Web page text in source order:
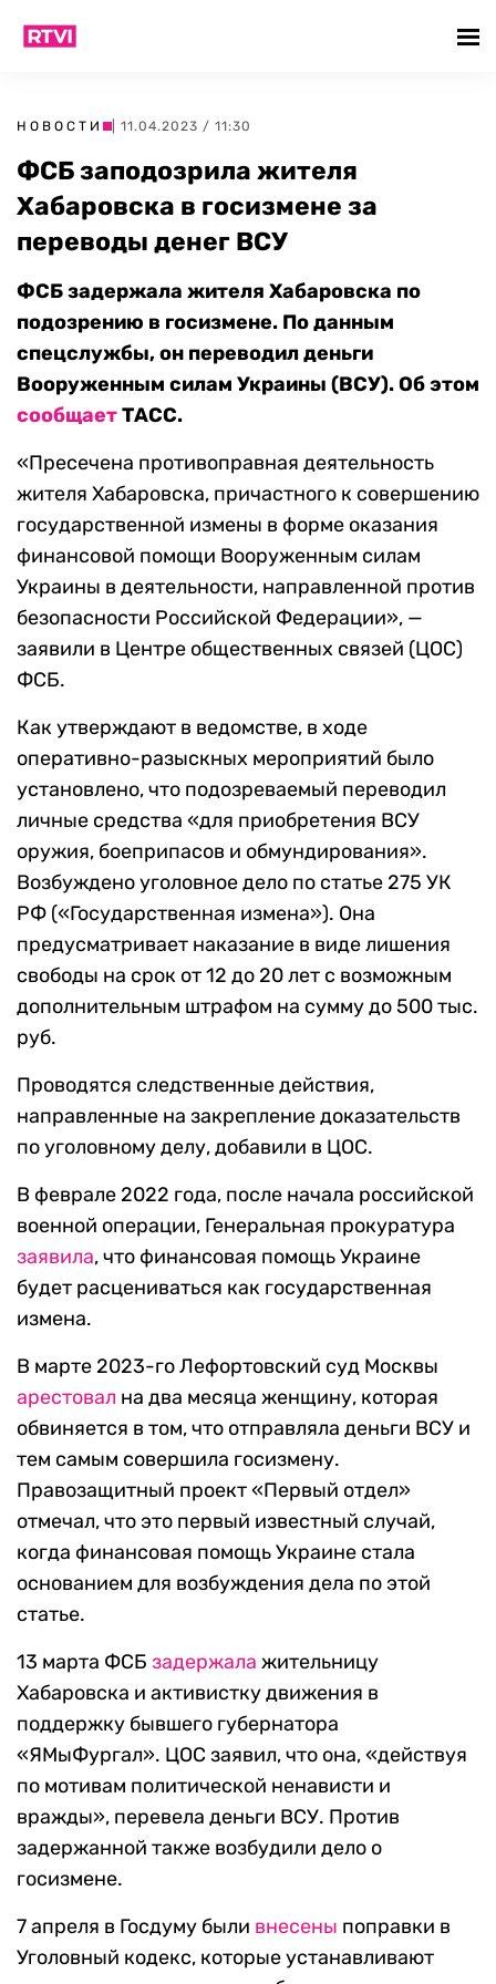
НОВОСТИ | 11.04.2023 / 11:30
ФСБ заподозрила жителя
Хабаровска в госизмене за
переводы денег ВСУ
ФСБ задержала жителя Хабаровска по
подозрению в госизмене. По данным
спецслужбы, он переводил деньги
Вооруженным силам Украины (ВСУ). Об этом
сообщаетТАСС.
«Пресечена противоправная деятельность
жителя Хабаровска, причастного к совершению
государственной измены в форме оказания
финансовой помощи Вооруженным силам
Украины в деятельности, направленной против
безопасности Российской Федерации», —
заявили в Центре общественных связей (ЦОС)
ФСБ.
Как утверждают в ведомстве, в ходе
оперативно-разыскных мероприятий было
установлено, что подозреваемый переводил
личные средства «для приобретения ВСУ
оружия, боеприпасов и обмундирования».
Возбуждено уголовное дело по статье 275 УК
РФ («Государственная измена»). Она
предусматривает наказание в виде лишения
свободы на срок от 12 до 20 лет с возможным
дополнительным штрафом на сумму до 500 тыс.
руб.
Проводятся следственные действия,
направленные на закрепление доказательств
по уголовному делу, добавили в ЦОС.
В феврале 2022 года, после начала российской
военной операции, Генеральная прокуратура
заявила, что финансовая помощь Украине
будет расцениваться как государственная
измена.
В марте 2023-го Лефортовский суд Москвы
арестовал на два месяца женщину, которая
обвиняется в том, что отправляла деньги ВСУ и
тем самым совершила госизмену.
Правозащитный проект «Первый отдел»
отмечал, что это первый известный случай,
когда финансовая помощь Украине стала
основанием для возбуждения дела по этой
статье.
13 марта ФСБ задержала жительницу
Хабаровска и активистку движения в
поддержку бывшего губернатора
«ЯМыФургал». ЦОС заявил, что она, «действуя
по мотивам политической ненависти и
вражды», перевела деньги ВСУ. Против
задержанной также возбудили дело о
госизмене.
7 апреля в Госдуму были внесены поправки в
Уголовный кодекс, которые устанавливают